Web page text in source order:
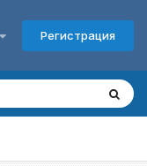
Регистрация